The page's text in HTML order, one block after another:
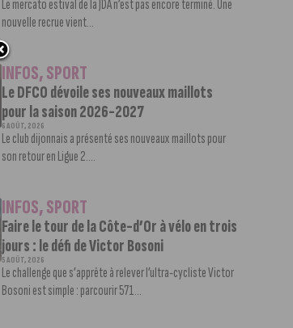
Le mercato estival de la JDA n’est pas encore terminé. Une
nouvelle recrue vient...
INFOS,SPORT
Le DFCO dévoile ses nouveaux maillots
pour la saison 2026-2027
6 AOÛT, 2026
Le club dijonnais a présenté ses nouveaux maillots pour
son retour en Ligue 2....
INFOS,SPORT
Faire le tour de la Côte-d’Or à vélo en trois
jours : le défi de Victor Bosoni
5 AOÛT, 2026
Le challenge que s’apprête à relever l’ultra-cycliste Victor
Bosoni est simple : parcourir 571...